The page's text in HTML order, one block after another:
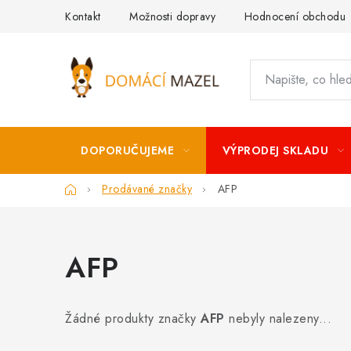
Kontakt Možnosti dopravy Hodnocení obchodu
DOPORUČUJEME VÝPRODEJ SKLADU
DomůProdávané značky AFP
AFP
Žádné produkty značky AFP nebyly nalezeny...